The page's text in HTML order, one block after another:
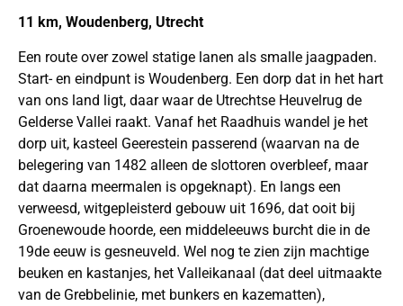
11 km, Woudenberg, Utrecht
Een route over zowel statige lanen als smalle jaagpaden.
Start- en eindpunt is Woudenberg. Een dorp dat in het hart
van ons land ligt, daar waar de Utrechtse Heuvelrug de
Gelderse Vallei raakt. Vanaf het Raadhuis wandel je het
dorp uit, kasteel Geerestein passerend (waarvan na de
belegering van 1482 alleen de slottoren overbleef, maar
dat daarna meermalen is opgeknapt). En langs een
verweesd, witgepleisterd gebouw uit 1696, dat ooit bij
Groenewoude hoorde, een middeleeuws burcht die in de
19de eeuw is gesneuveld. Wel nog te zien zijn machtige
beuken en kastanjes, het Valleikanaal (dat deel uitmaakte
van de Grebbelinie, met bunkers en kazematten),